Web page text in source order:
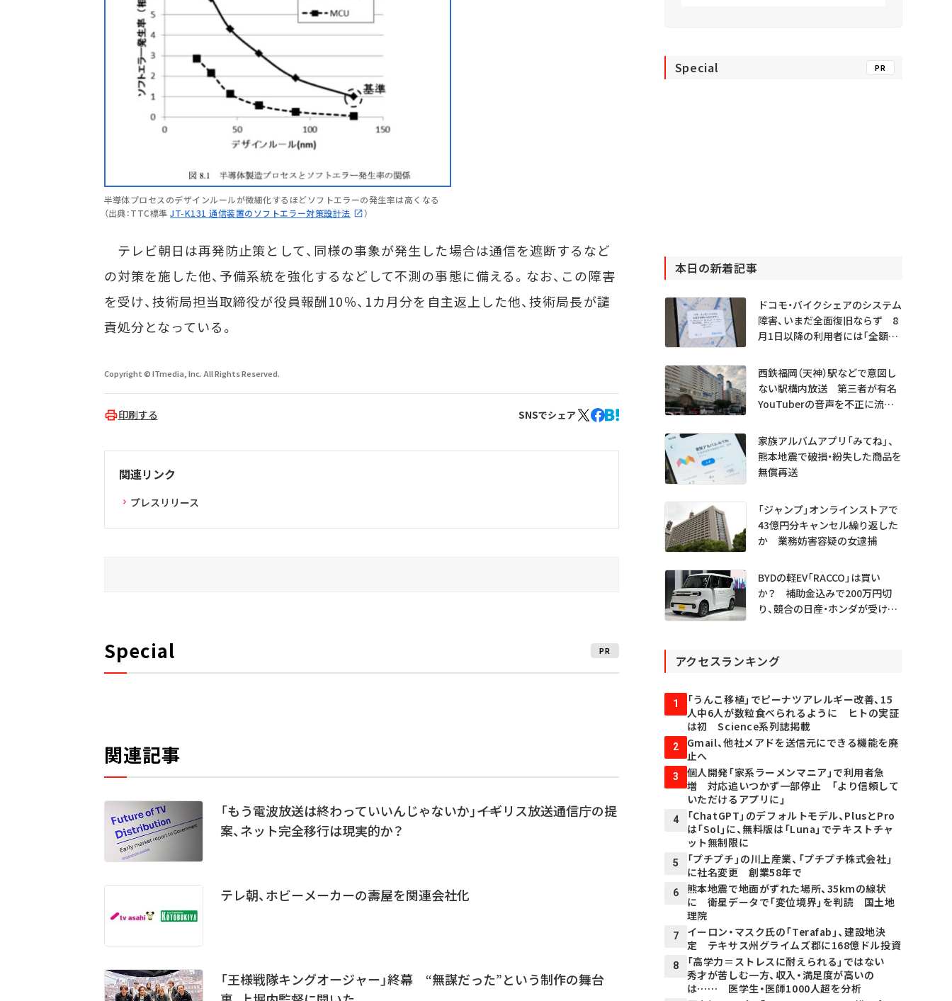
半導体プロセスのデザインルールが微細化するほどソフトエラーの発生率は高くなる
（出典：TTC標準JT-K131 通信装置のソフトエラー対策設計法 ）
テレビ朝日は再発防止策として、同様の事象が発生した場合は通信を遮断するなど
の対策を施した他、予備系統を強化するなどして不測の事態に備える。なお、この障害
を受け、技術局担当取締役が役員報酬10％、1カ月分を自主返上した他、技術局長が譴
責処分となっている。
Copyright © ITmedia, Inc. All Rights Reserved.
印刷する SNSでシェア
関連リンク
プレスリリース
Special PR
関連記事
「もう電波放送は終わっていいんじゃないか」――イギリス放送通信庁の提
案、ネット完全移行は現実的か？
テレ朝、ホビーメーカーの壽屋を関連会社化
「王様戦隊キングオージャー」終幕 “無謀だった”という制作の舞台
Special PR
本日の新着記事
ドコモ・バイクシェアのシステム
障害、いまだ全面復旧ならず 8
月1日以降の利用者には「全額返
西鉄福岡（天神）駅などで意図し
ない駅構内放送 第三者が有名
YouTuberの音声を不正に流し
家族アルバムアプリ「みてね」、
熊本地震で破損・紛失した商品を
無償再送
「ジャンプ」オンラインストアで
43億円分キャンセル繰り返した
か 業務妨害容疑の女逮捕
BYDの軽EV「RACCO」は買い
か？ 補助金込みで200万円切
り、競合の日産・ホンダが受ける
アクセスランキング
1
「うんこ移植」でピーナツアレルギー改善、15
人中6人が数粒食べられるように ヒトの実証
は初 Science系列誌掲載
2
Gmail、他社メアドを送信元にできる機能を廃
止へ
3
個人開発「家系ラーメンマニア」で利用者急
増 対応追いつかず一部停止 「より信頼して
いただけるアプリに」
4
「ChatGPT」のデフォルトモデル、PlusとPro
は「Sol」に、無料版は「Luna」でテキストチャ
ット無制限に
5
「プチプチ」の川上産業、「プチプチ株式会社」
に社名変更 創業58年で
6
熊本地震で地面がずれた場所、35kmの線状
に 衛星データで「変位境界」を判読 国土地
理院
7
イーロン・マスク氏の「Terafab」、建設地決
定 テキサス州グライムズ郡に168億ドル投資
8
「高学力＝ストレスに耐えられる」ではない
秀才が苦しむ一方、収入・満足度が高いの
は…… 医学生・医師1000人超を分析